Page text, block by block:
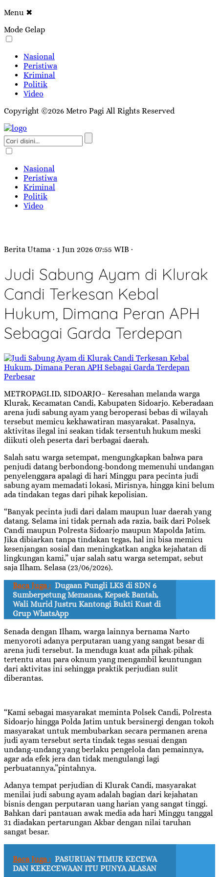
Menu ✖
Mode Gelap
Nasional
Peristiwa
Kriminal
Politik
Video
Copyright ©2026 Metro Pagi All Rights Reserved
Nasional
Peristiwa
Kriminal
Politik
Video
Berita Utama · 1 Jun 2026 07:55 WIB ·
Judi Sabung Ayam di Klurak
Candi Terkesan Kebal
Hukum, Dimana Peran APH
Sebagai Garda Terdepan
Perbesar
METROPAGI.ID, SIDOARJO– Keresahan melanda warga
Klurak, Kecamatan Candi, Kabupaten Sidoarjo. Keberadaan
arena judi sabung ayam yang beroperasi bebas di wilayah
tersebut memicu kekhawatiran masyarakat. Pasalnya,
aktivitas ilegal ini seakan tidak tersentuh hukum meski
diikuti oleh peserta dari berbagai daerah.
Salah satu warga setempat, mengungkapkan bahwa para
penjudi datang berbondong-bondong memenuhi undangan
penyelenggara apalagi di hari Minggu para pecinta judi
sabung ayam memadati lokasi, Mirisnya, hingga kini belum
ada tindakan tegas dari pihak kepolisian.
“Banyak pecinta judi dari dalam maupun luar daerah yang
datang. Selama ini tidak pernah ada razia, baik dari Polsek
Candi maupun Polresta Sidoarjo maupun Mapolda Jatim.
Jika dibiarkan tanpa tindakan tegas, hal ini bisa memicu
kesenjangan sosial dan meningkatkan angka kejahatan di
lingkungan kami,” ujar salah satu warga setempat, sebut
saja Ilham. Selasa (23/06/2026).
Baca Juga : Dugaan Pungli LKS di SDN 6
Sumberpetung Memanas, Kepsek Bantah,
Wali Murid Justru Kantongi Bukti Kuat di
Grup WhatsApp
Senada dengan Ilham, warga lainnya bernama Narto
menyoroti adanya perputaran uang yang sangat besar di
arena judi tersebut. Ia menduga kuat ada pihak-pihak
tertentu atau para oknum yang mengambil keuntungan
dari aktivitas ini sehingga praktik perjudian sulit
diberantas.
“Kami sebagai masyarakat meminta Polsek Candi, Polresta
Sidoarjo hingga Polda Jatim untuk bersinergi dengan tokoh
masyarakat untuk membubarkan secara permanen arena
judi ayam tersebut serta tindak tegas sesuai dengan
undang-undang yang berlaku pengelola dan pemainnya,
agar ada efek jera dan tidak mengulangi lagi
perbuatannya,”pintahnya.
Adanya tempat perjudian di Klurak Candi, masyarakat
menilai judi sabung ayam adalah bagian dari kejahatan
bisnis dengan perputaran uang harian yang sangat tinggi.
Bahkan dari pantauan awak media ada hari Minggu tanggal
31 diadakan pertarungan Akbar dengan nilai taruhan
sangat besar.
Baca Juga : PASURUAN TIMUR KECEWA
DAN KEKECEWAAN ITU PUNYA ALASAN